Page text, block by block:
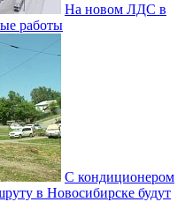
На новом ЛДС в
работы
С кондиционером
в Новосибирске будут